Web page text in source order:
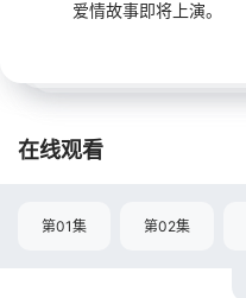
爱情故事即将上演。
在线观看
第01集 第02集